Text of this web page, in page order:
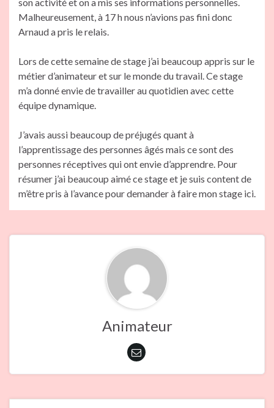
son activité et on a mis ses informations personnelles.
Malheureusement, à 17 h nous n’avions pas fini donc
Arnaud a pris le relais.
Lors de cette semaine de stage j’ai beaucoup appris sur le
métier d’animateur et sur le monde du travail. Ce stage
m’a donné envie de travailler au quotidien avec cette
équipe dynamique.
J’avais aussi beaucoup de préjugés quant à
l’apprentissage des personnes âgés mais ce sont des
personnes réceptives qui ont envie d’apprendre. Pour
résumer j’ai beaucoup aimé ce stage et je suis content de
m’être pris à l’avance pour demander à faire mon stage ici.
Animateur